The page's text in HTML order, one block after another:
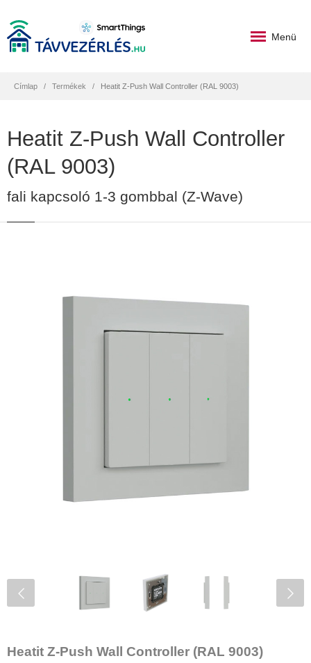
Menü
Címlap Termékek Heatit Z-Push Wall Controller (RAL 9003)
Heatit Z-Push Wall Controller
(RAL 9003)
fali kapcsoló 1-3 gombbal (Z-Wave)
Heatit Z-Push Wall Controller (RAL 9003)